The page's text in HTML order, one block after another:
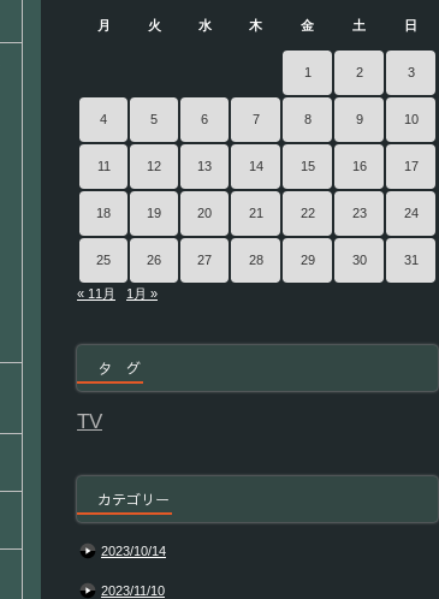
月 火 水 木 金 土 日
1 2 3
4 5 6 7 8 9 10
11 12 13 14 15 16 17
18 19 20 21 22 23 24
25 26 27 28 29 30 31
« 11月 1月 »
タ グ
TV
カテゴリー
2023/10/14
2023/11/10